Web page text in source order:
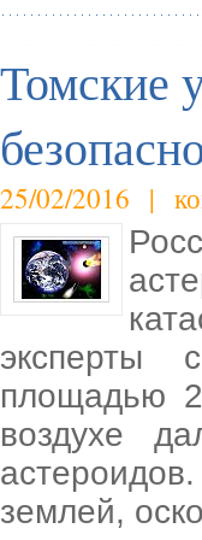
Томские
25/02/2016 |
эксперты
площадью
воздухе
землей,